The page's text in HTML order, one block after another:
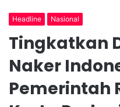
Headline Nasional
Tingkatkan
Naker
Pemerintah